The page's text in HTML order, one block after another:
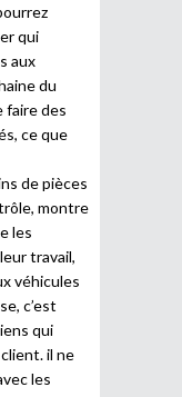
qui
aux
du
faire des
ce que
de pièces
montre
les
travail,
véhicules
c’est
qui
il ne
les